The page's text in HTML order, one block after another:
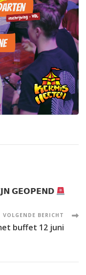
𝗚𝗘𝗢𝗣𝗘𝗡𝗗
VOLGENDE BERICHT
buffet 12 juni